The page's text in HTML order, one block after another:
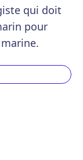
qui doit
pour